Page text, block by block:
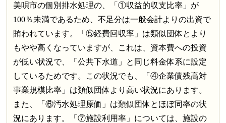
美唄市の個別排水処理の、「①収益的収支比率」が
100％未満であるため、不足分は一般会計よりの出資で
賄われています。「⑤経費回収率」は類似団体とより
もやや高くなっていますが、これは、資本費への投資
が低い状況で、「公共下水道」と同じ料金体系に設定
しているためです。この状況でも、「④企業債残高対
事業規模比率」は類似団体より高い状況にあります。
また、「⑥汚水処理原価」は類似団体とほぼ同率の状
況にあります。「⑦施設利用率」については、施設の